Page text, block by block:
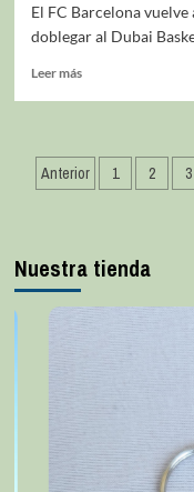
El FC Barcelona
doblegar al Dubai
Leer más
Anterior 1 2 3
Nuestra tienda